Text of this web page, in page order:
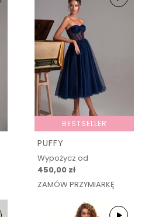
BESTSELLER
PUFFY
Wypożycz od
450,00 zł
ZAMÓW PRZYMIARKĘ